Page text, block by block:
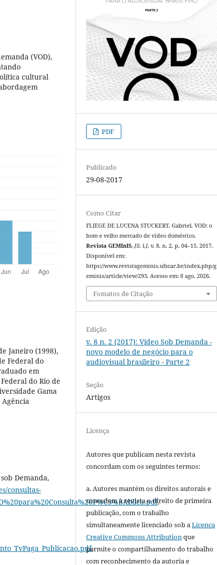
(VOD),
cultural
Janeiro (1998),
Federal do
em
do Rio de
Gama
Agência
Demanda,
consultas-
.
,
PDF
Publicado
29-08-2017
Como Citar
FLIEGE DE LUCENA STUCKERT, Gabriel. VOD: o
bom e velho mercado de vídeo doméstico.
Revista GEMInIS,[S. l.], v. 8, n. 2, p. 04–15, 2017.
Disponível em:
https://www.revistageminis.ufscar.br/index.php/g
eminis/article/view/293. Acesso em: 8 ago. 2026.
Fomatos de Citação
Edição
v. 8 n. 2 (2017): Vídeo Sob Demanda -
novo modelo de negócio para o
audiovisual brasileiro - Parte 2
Seção
Artigos
Licença
Autores que publicam nesta revista
concordam com os seguintes termos:
a. Autores mantém os direitos autorais e
concedem à revista o direito de primeira
publicação, com o trabalho
simultaneamente licenciado sob aLicença
Creative Commons Attributionque
permite o compartilhamento do trabalho
com reconhecimento da autoria e